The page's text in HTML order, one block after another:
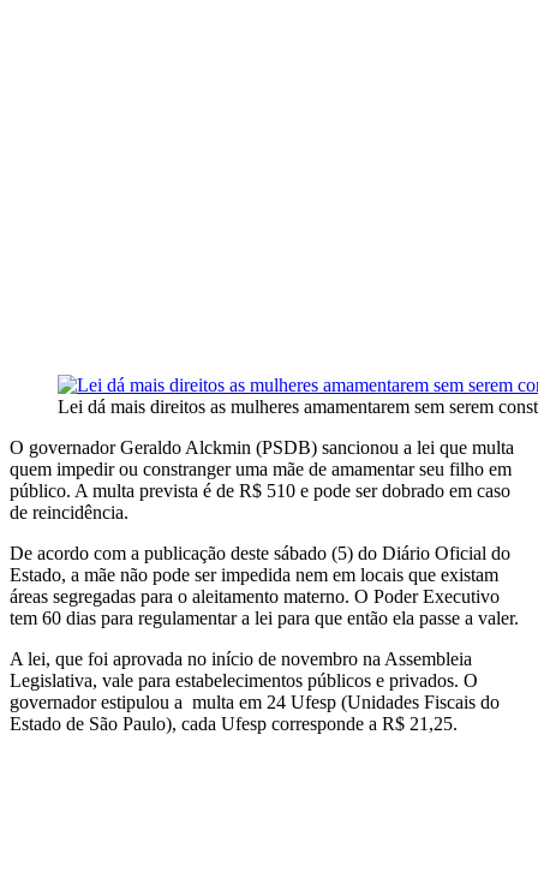
Lei dá mais direitos as mulheres amamentarem sem serem
O governador Geraldo Alckmin (PSDB) sancionou a lei que multa
quem impedir ou constranger uma mãe de amamentar seu filho em
público. A multa prevista é de R$ 510 e pode ser dobrado em caso
de reincidência.
De acordo com a publicação deste sábado (5) do Diário Oficial do
Estado, a mãe não pode ser impedida nem em locais que existam
áreas segregadas para o aleitamento materno. O Poder Executivo
tem 60 dias para regulamentar a lei para que então ela passe a valer.
A lei, que foi aprovada no início de novembro na Assembleia
Legislativa, vale para estabelecimentos públicos e privados. O
governador estipulou a multa em 24 Ufesp (Unidades Fiscais do
Estado de São Paulo), cada Ufesp corresponde a R$ 21,25.